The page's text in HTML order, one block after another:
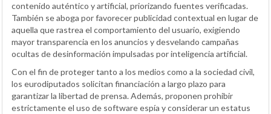
contenido auténtico y artificial, priorizando fuentes verificadas.
También se aboga por favorecer publicidad contextual en lugar de
aquella que rastrea el comportamiento del usuario, exigiendo
mayor transparencia en los anuncios y desvelando campañas
ocultas de desinformación impulsadas por inteligencia artificial.
Con el fin de proteger tanto a los medios como a la sociedad civil,
los eurodiputados solicitan financiación a largo plazo para
garantizar la libertad de prensa. Además, proponen prohibir
estrictamente el uso de software espía y considerar un estatus